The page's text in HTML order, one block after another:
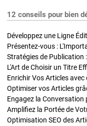
12 conseils pour bien
Développez une Ligne
Présentez-vous :
L'Art de Choisir un Titre
Optimiser vos Articles
Engagez la Conversation
Amplifiez la Portée de